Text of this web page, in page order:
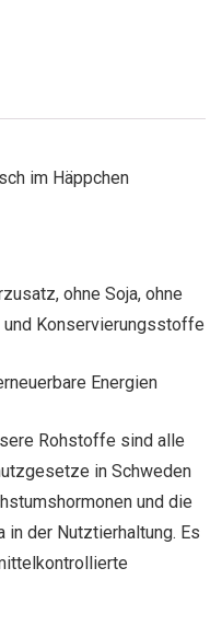
im Häppchen
ohne Soja, ohne
Konservierungsstoffe
Energien
Rohstoffe sind alle
in Schweden
und die
in der Nutztierhaltung. Es